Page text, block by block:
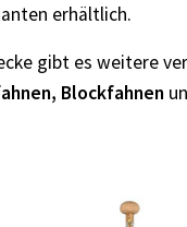
erhältlich.
gibt es weitere
Blockfahnen